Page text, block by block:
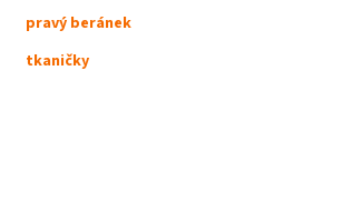
pravý beránek
tkaničky